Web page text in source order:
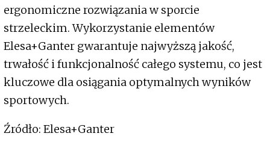
ergonomiczne rozwiązania w sporcie
strzeleckim. Wykorzystanie elementów
Elesa+Ganter gwarantuje najwyższą jakość,
trwałość i funkcjonalność całego systemu, co jest
kluczowe dla osiągania optymalnych wyników
sportowych.
Źródło: Elesa+Ganter